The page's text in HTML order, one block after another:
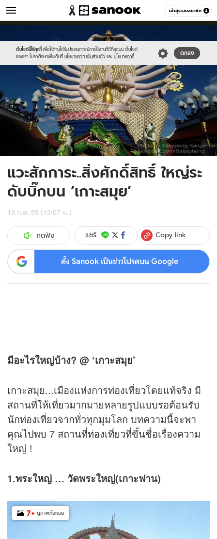
เข้าสู่ระบบสมาชิก
เที่ยว-กิน หมวดอื่นๆ
เว็บไซต์นี้ใช้คุกกี้ เพื่อให้ท่านได้รับประสบการณ์การใช้งานที่ดีที่สุดบน เว็บไซต์
ของเรา โปรดศึกษาเพิ่มเติมที่ นโยบายความเป็นส่วนตัว และ นโยบายคุกกี้
ตกลง
//s.isanook.com/sr/0/images/logo-
new-
sanook.png
//s.isanook.com/tr/0/ud/279/1399767/
แวะสักการะ..สิ่งศักดิ์สิทธิ์ ใหญ่ระ
ดับบิ๊กบน ‘เกาะสมุย’
13 ก.ค. 59 (13:07 น.)
กดฟัง แชร์ Copy link
ตั้ง Sanook เป็นข่าวโปรดบน Google
มีอะไรใหญ่บ้าง? @ ‘เกาะสมุย’
เกาะสมุย...เมืองแห่งการท่องเที่ยวโดยแท้จริง มี
สถานที่ให้เที่ยวมากมายหลายรูปแบบรอต้อนรับ
นักท่องเที่ยวจากทั่วทุกมุมโลก บทความนี้จะพา
คุณไปพบ 7 สถานที่ท่องเที่ยวที่ขึ้นชื่อเรื่องความ
ใหญ่ !
1.พระใหญ่ … วัดพระใหญ่(เกาะฟาน)
7+ ดูภาพทั้งหมด